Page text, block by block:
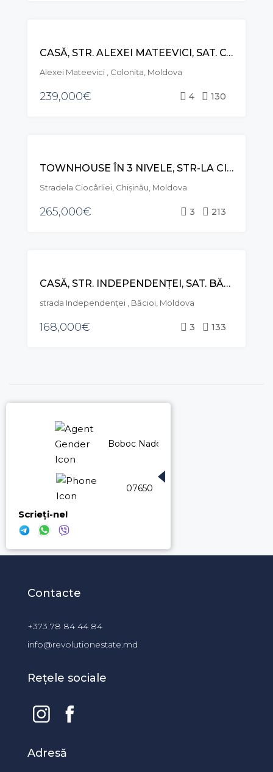
CASĂ, STR. ALEXEI MATEEVICI, SAT. COLONIȚA, MUN. CHIȘINĂU
Alexei Mateevici , Coloniţa, Moldova
239,000€ 4 130
TOWNHOUSE ÎN 3 NIVELE, STR-LA CIOCÂRLIEI, TELECENTRU
Stradela Ciocârliei, Chișinău, Moldova
265,000€ 3 213
CASĂ, STR. INDEPENDENȚEI, SAT. BĂCIOII NOI
strada Independenței , Băcioi, Moldova
168,000€ 3 133
Boboc Nadejda
076500663
Scrieți-ne!
Contacte
+373 78 84 44 84
info@revolutionestate.md
Rețele sociale
Adresă